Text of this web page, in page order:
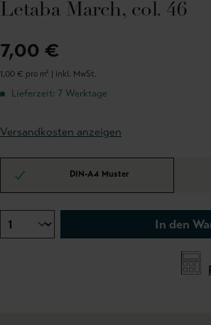
Letaba March, col. 46
7,00 €
1,00 € pro m² | inkl. MwSt.
Lieferzeit: 7 Werktage
Versandkosten anzeigen
DIN-A4 Muster
In den